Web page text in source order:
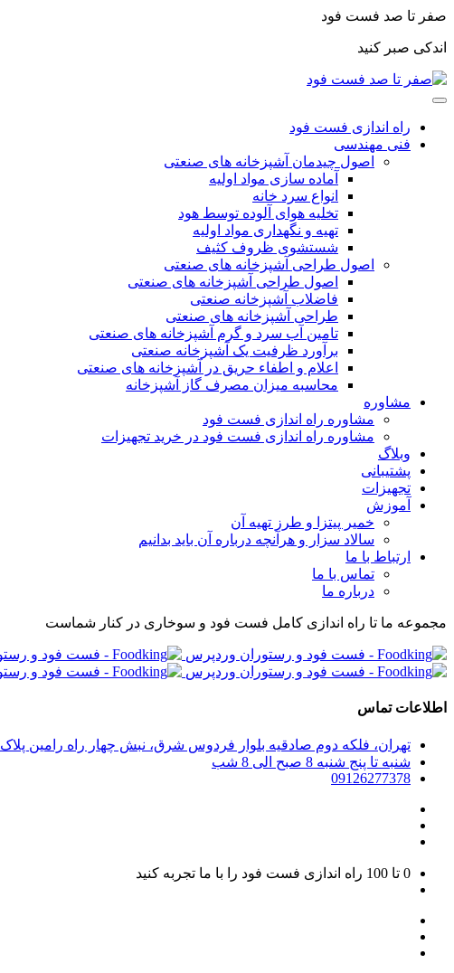
صفر تا صد فست فود
اندکی صبر کنید
راه اندازی فست فود
فنی مهندسی
اصول چیدمان آشپزخانه های صنعتی
آماده سازی مواد اولیه
انواع سرد خانه
تخلیه هوای آلوده توسط هود
تهیه و نگهداری مواد اولیه
شستشوی ظروف کثیف
اصول طراحی آشپزخانه های صنعتی
اصول طراحی آشپزخانه های صنعتی
فاضلاب آشپزخانه صنعتی
طراحی آشپزخانه های صنعتی
تامین آب سرد و گرم آشپزخانه های صنعتی
برآورد ظرفیت یک آشپزخانه صنعتی
اعلام و اطفاء حریق در آشپزخانه های صنعتی
محاسبه میزان مصرف گاز آشپزخانه
مشاوره
مشاوره راه اندازی فست فود
مشاوره راه اندازی فست فود در خرید تجهیزات
وبلاگ
پشتیبانی
تجهیزات
آموزش
خمیر پیتزا و طرز تهیه آن
سالاد سزار و هرآنچه درباره آن باید بدانیم
ارتباط با ما
تماس با ما
درباره ما
مجموعه ما تا راه اندازی کامل فست فود و سوخاری در کنار شماست
اطلاعات تماس
تهران، فلکه دوم صادقیه بلوار فردوس شرق، نبش چهار راه رامین پلاک 280، واحد 304 مجموعه راه اندازی صفرتا صد فست فود
شنبه تا پنج شنبه 8 صبح الی 8 شب
09126277378
0 تا 100 راه اندازی فست فود را با ما تجربه کنید